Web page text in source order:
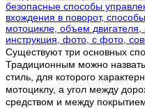
Существуют три основных
Традиционным можно
стиль, для которого
мотоциклу, а угол между
средством и между